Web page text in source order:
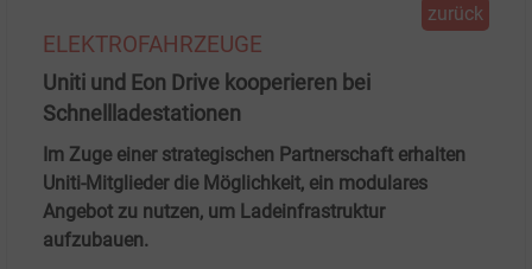
zurück
ELEKTROFAHRZEUGE
Uniti und Eon Drive kooperieren bei
Schnellladestationen
Im Zuge einer strategischen Partnerschaft erhalten
Uniti-Mitglieder die Möglichkeit, ein modulares
Angebot zu nutzen, um Ladeinfrastruktur
aufzubauen.